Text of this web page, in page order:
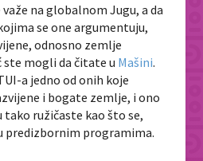
na globalnom Jugu, a da
se one argumentuju,
odnosno zemlje
ste mogli da čitate u Mašini.
a jedno od onih koje
i bogate zemlje, i ono
tako ružičaste kao što se,
predizbornim programima.